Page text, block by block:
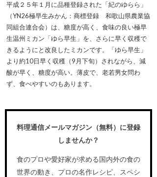
平成２５年１月に品種登録された「紀のゆらら」
（YN26極早生みかん：商標登録 和歌山県農業協
同組合連合会）は、糖度が高く、食味の良い極早
生温州ミカン「ゆら早生」を、さらに早く収穫で
きるようにと改良したミカンです。「ゆら早生」
より約10日早く収穫（9月下旬）されながら、減
酸が早く、糖度が高い。薄皮で、老若男女問わ
ず、食べやすいのもあります。
料理通信メールマガジン（無料）に登録
しませんか？
食のプロや愛好家が求める国内外の食の
世界の動き、プロの名作レシピ、スペシ